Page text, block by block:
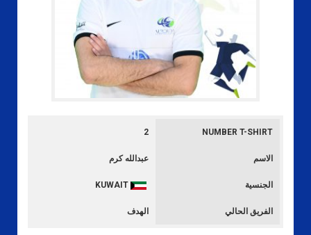
NUMBER T-SHIRT
2
الاسم عبدالله كرم
الجنسية
الفريق الحالي الهدف